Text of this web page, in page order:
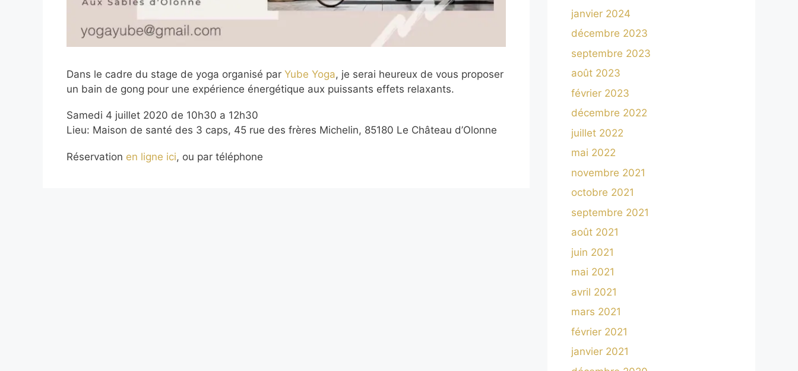
Dans le cadre du stage de yoga organisé par Yube Yoga, je serai heureux de vous proposer
un bain de gong pour une expérience énergétique aux puissants effets relaxants.
Samedi 4 juillet 2020 de 10h30 a 12h30
Lieu: Maison de santé des 3 caps, 45 rue des frères Michelin, 85180 Le Château d’Olonne
Réservation en ligne ici, ou par téléphone
janvier 2024
décembre 2023
septembre 2023
août 2023
février 2023
décembre 2022
juillet 2022
mai 2022
novembre 2021
octobre 2021
septembre 2021
août 2021
juin 2021
mai 2021
avril 2021
mars 2021
février 2021
janvier 2021